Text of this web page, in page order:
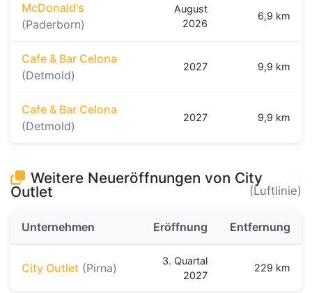
McDonald's
(Paderborn)
August
2026
6,9 km
Cafe & Bar Celona
(Detmold)
2027 9,9 km
Cafe & Bar Celona
(Detmold)
2027 9,9 km
Weitere Neueröffnungen von City
Outlet
(Luftlinie)
Unternehmen Eröffnung Entfernung
City Outlet (Pirna)
3. Quartal
2027
229 km